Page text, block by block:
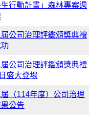
行動計畫」森林專案週
公司治理評鑑頒獎典禮
公司治理評鑑頒獎典禮
盛大登場
（114年度）公司治理
公告